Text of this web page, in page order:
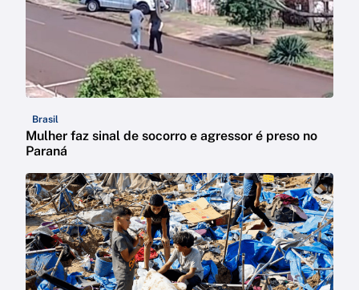
Brasil
Mulher faz sinal de socorro e agressor é preso no
Paraná